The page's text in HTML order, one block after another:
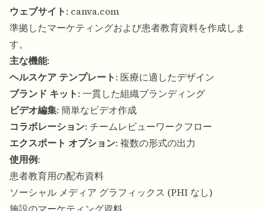
ウェブサイト: canva.com
準拠したマーケティングおよび患者教育資料を作成しま
す。
主な機能:
ヘルスケア テンプレート: 医療に適したデザイン
ブランド キット: 一貫した組織ブランディング
ビデオ編集: 簡単なビデオ作成
コラボレーション: チームレビューワークフロー
エクスポート オプション: 複数の形式の出力
使用例:
患者教育用の配布資料
ソーシャル メディア グラフィックス (PHI なし)